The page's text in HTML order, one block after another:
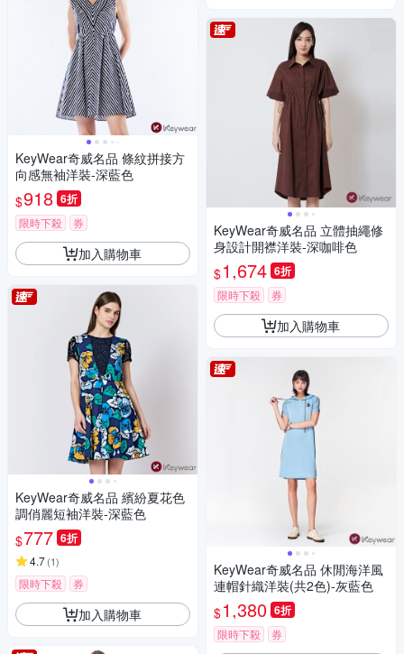
KeyWear奇威名品 條紋拼接方
向感無袖洋裝-深藍色
$918 6折
限時下殺 券
加入購物車
KeyWear奇威名品 繽紛夏花色
調俏麗短袖洋裝-深藍色
$777 6折
4.7(1)
限時下殺 券
加入購物車
KeyWear奇威名品 立體抽繩修
身設計開襟洋裝-深咖啡色
$1,674 6折
限時下殺 券
加入購物車
KeyWear奇威名品 休閒海洋風
連帽針織洋裝(共2色)-灰藍色
$1,380 6折
限時下殺 券